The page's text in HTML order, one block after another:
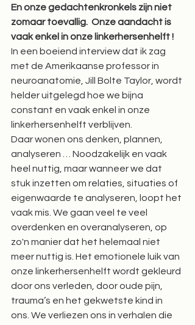
En onze gedachtenkronkels zijn niet
zomaar toevallig.  Onze aandacht is
vaak enkel in onze linkerhersenhelft !
In een boeiend interview dat ik zag
met de Amerikaanse professor in
neuroanatomie, Jill Bolte Taylor, wordt
helder uitgelegd hoe we bijna
constant en vaak enkel in onze
linkerhersenhelft verblijven.
Daar wonen ons denken, plannen,
analyseren … Noodzakelijk en vaak
heel nuttig, maar wanneer we dat
stuk inzetten om relaties, situaties of
eigenwaarde te analyseren, loopt het
vaak mis. We gaan veel te veel
overdenken en overanalyseren, op
zo'n manier dat het helemaal niet
meer nuttig is. Het emotionele luik van
onze linkerhersenhelft wordt gekleurd
door ons verleden, door oude pijn,
trauma’s en het gekwetste kind in
ons. We verliezen ons in verhalen die